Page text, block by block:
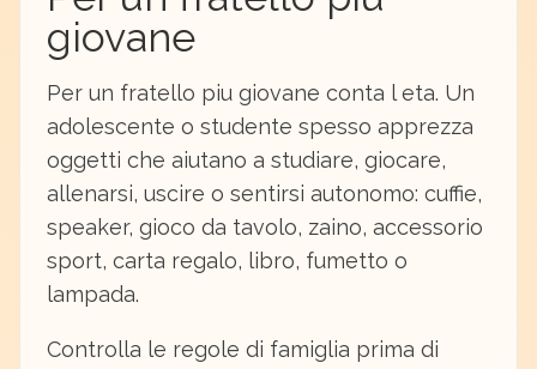
giovane
Per un fratello piu giovane conta l eta. Un
adolescente o studente spesso apprezza
oggetti che aiutano a studiare, giocare,
allenarsi, uscire o sentirsi autonomo: cuffie,
speaker, gioco da tavolo, zaino, accessorio
sport, carta regalo, libro, fumetto o
lampada.
Controlla le regole di famiglia prima di